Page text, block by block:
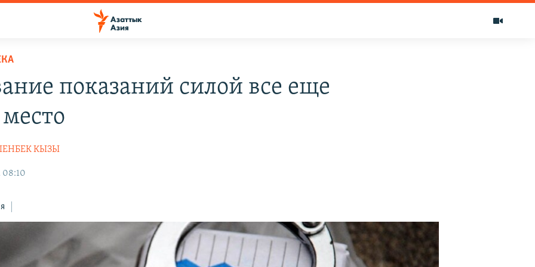
показаний силой все еще
КЫЗЫ
08:10